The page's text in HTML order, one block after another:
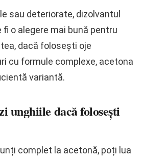
sau deteriorate, dizolvantul
o alegere mai bună pentru
dacă folosești oje
cu formule complexe, acetona
variantă.
unghiile dacă folosești
complet la acetonă, poți lua